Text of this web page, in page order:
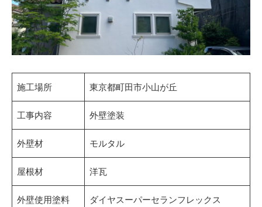
施工場所 東京都町田市小山が丘
工事内容 外壁塗装
外壁材 モルタル
屋根材 洋瓦
外壁使用塗料 ダイヤスーパーセランフレックス